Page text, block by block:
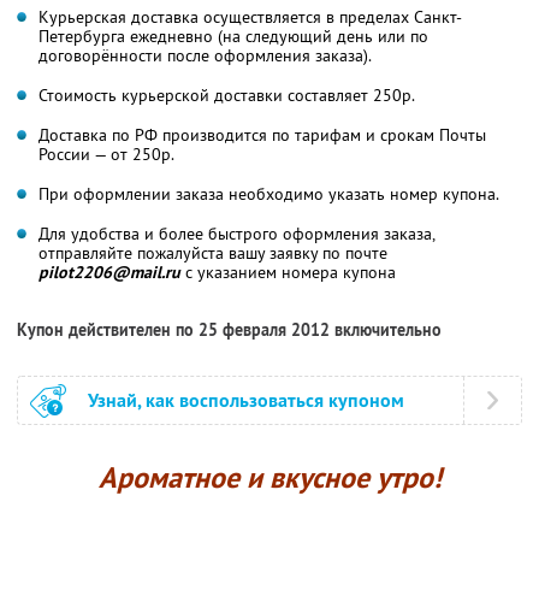
Курьерская доставка осуществляется в пределах Санкт-
Петербурга ежедневно (на следующий день или по
договорённости после оформления заказа).
Стоимость курьерской доставки составляет 250р.
Доставка по РФ производится по тарифам и срокам Почты
России — от 250р.
При оформлении заказа необходимо указать номер купона.
Для удобства и более быстрого оформления заказа,
отправляйте пожалуйста вашу заявку по почте
pilot2206@mail.ruс указанием номера купона
Купон действителен по 25 февраля 2012 включительно
Узнай, как воспользоваться купоном
Ароматное и вкусное утро!